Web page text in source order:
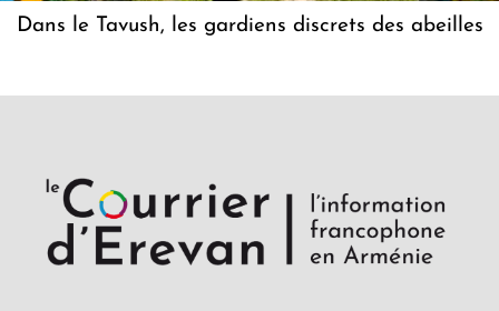
Dans le Tavush, les gardiens discrets des abeilles